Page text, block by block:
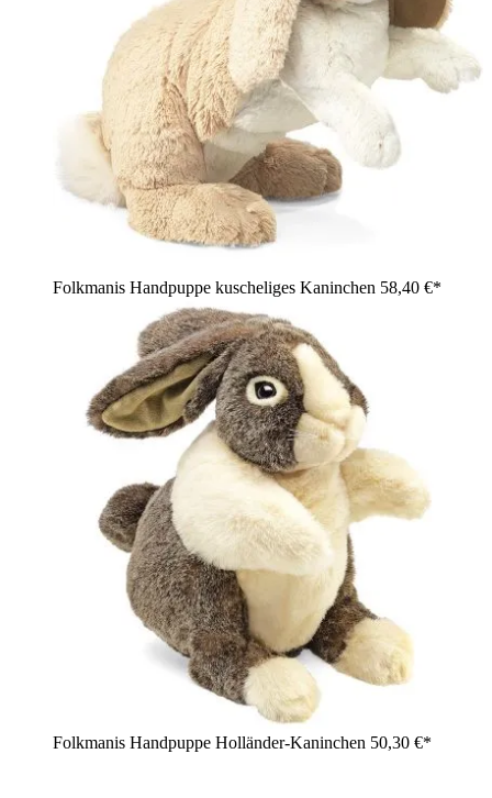
Folkmanis Handpuppe kuscheliges Kaninchen 58,40 €*
Folkmanis Handpuppe Holländer-Kaninchen 50,30 €*